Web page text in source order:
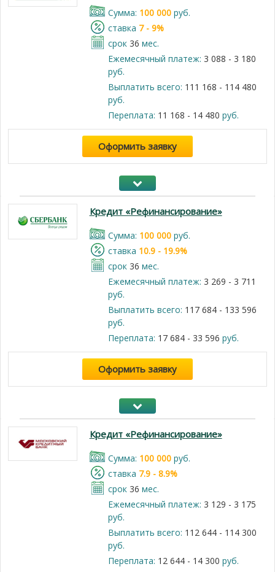
Cумма: 100 000руб.
cтавка 7 - 9%
срок 36 мес.
Ежемесячный платеж: 3 088 - 3 180
руб.
Выплатить всего: 111 168 - 114 480
руб.
Переплата: 11 168 - 14 480 руб.
Оформить заявку
Кредит «Рефинансирование»
Cумма: 100 000руб.
cтавка 10.9 - 19.9%
срок 36 мес.
Ежемесячный платеж: 3 269 - 3 711
руб.
Выплатить всего: 117 684 - 133 596
руб.
Переплата: 17 684 - 33 596 руб.
Оформить заявку
Кредит «Рефинансирование»
Cумма: 100 000руб.
cтавка 7.9 - 8.9%
срок 36 мес.
Ежемесячный платеж: 3 129 - 3 175
руб.
Выплатить всего: 112 644 - 114 300
руб.
Переплата: 12 644 - 14 300 руб.